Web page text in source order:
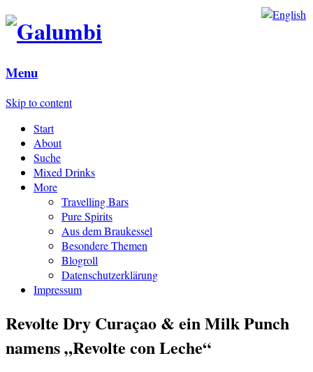
Menu
Skip to content
Start
About
Suche
Mixed Drinks
More
Travelling Bars
Pure Spirits
Aus dem Braukessel
Besondere Themen
Blogroll
Datenschutzerklärung
Impressum
Revolte Dry Curaçao & ein Milk Punch
namens „Revolte con Leche“